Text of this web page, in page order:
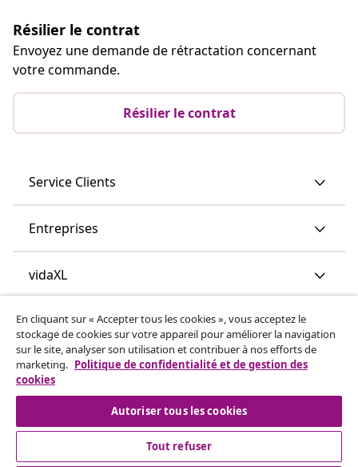
Résilier le contrat
Envoyez une demande de rétractation concernant
votre commande.
Résilier le contrat
Service Clients
Entreprises
vidaXL
Découvrez-en plus
© 2008-2026 vidaXL vidaxl.be est une boutique en ligne de
En cliquant sur « Accepter tous les cookies », vous acceptez le
stockage de cookies sur votre appareil pour améliorer la navigation
sur le site, analyser son utilisation et contribuer à nos efforts de
marketing. Politique de confidentialité et de gestion des
cookies
Autoriser tous les cookies
Tout refuser